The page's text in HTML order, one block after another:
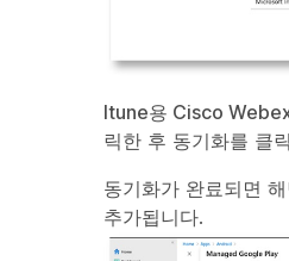
Itune용 Cisco
릭한 후 동기화를 클
동기화가 완료되면
추가됩니다.